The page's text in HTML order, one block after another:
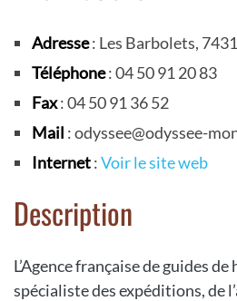
Adresse: Les Barbolets,
Téléphone: 04 50 91 20 83
Fax: 04 50 91 36 52
Mail : odyssee@odyssee-
Internet:Voir le site web
Description
L’Agence française de guides
spécialiste des expéditions, de